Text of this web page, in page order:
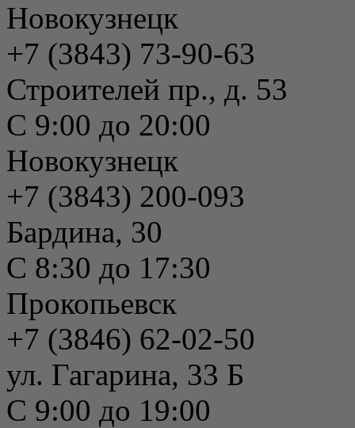
Новокузнецк
+7 (3843) 73-90-63
Строителей пр., д. 53
С 9:00 до 20:00
Новокузнецк
+7 (3843) 200-093
Бардина, 30
С 8:30 до 17:30
Прокопьевск
+7 (3846) 62-02-50
ул. Гагарина, 33 Б
С 9:00 до 19:00